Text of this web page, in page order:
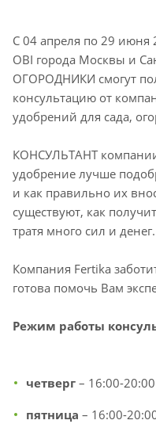
С 04 апреля по 29 июня
OBI города Москвы и
ОГОРОДНИКИ смогут
консультацию от
удобрений для сада,
КОНСУЛЬТАНТ компании
удобрение лучше
и как правильно их
существуют, как
тратя много сил и денег.
Компания Fertika
готова помочь Вам
Режим работы
четверг – 16:00-20:00
пятница – 16:00-